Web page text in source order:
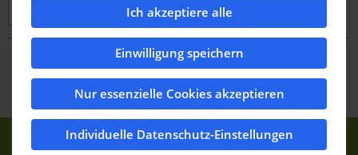
Makita Akkuprogramm
Zurück zur Übersicht
Ich akzeptiere alle
Einwilligung speichern
Nur essenzielle Cookies akzeptieren
Individuelle Datenschutz-Einstellungen